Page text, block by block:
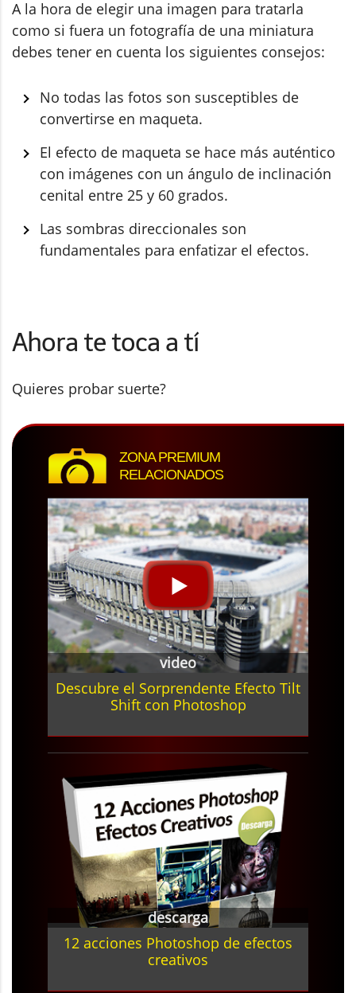
A la hora de elegir una imagen para tratarla
como si fuera un fotografía de una miniatura
debes tener en cuenta los siguientes consejos:
No todas las fotos son susceptibles de
convertirse en maqueta.
El efecto de maqueta se hace más auténtico
con imágenes con un ángulo de inclinación
cenital entre 25 y 60 grados.
Las sombras direccionales son
fundamentales para enfatizar el efectos.
Ahora te toca a tí
Quieres probar suerte?
ZONA PREMIUM
RELACIONADOS
video
Descubre el Sorprendente Efecto Tilt
Shift con Photoshop
descarga
12 acciones Photoshop de efectos
creativos